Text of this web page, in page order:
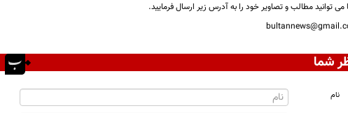
توانید مطالب و تصاویر خود را به آدرس زیر ارسال فرمایید.
شما
نام